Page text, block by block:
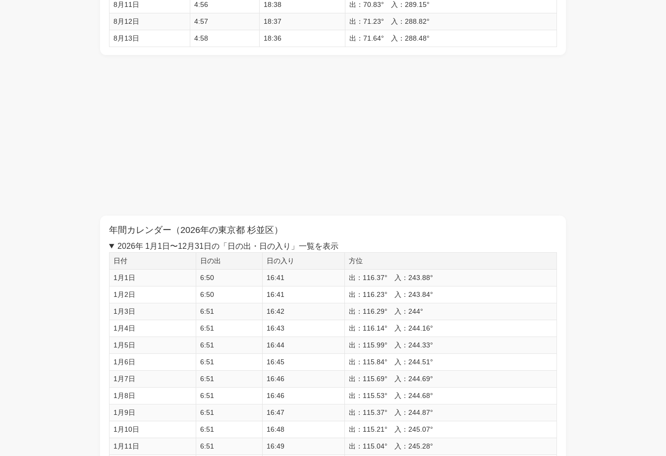
8月11日 4:56 18:38 出：70.83° 入：289.15°
8月12日 4:57 18:37 出：71.23° 入：288.82°
8月13日 4:58 18:36 出：71.64° 入：288.48°
年間カレンダー（2026年の東京都 杉並区）
2026年 1月1日〜12月31日の「日の出・日の入り」一覧を表示
日付 日の出 日の入り 方位
1月1日 6:50 16:41 出：116.37° 入：243.88°
1月2日 6:50 16:41 出：116.23° 入：243.84°
1月3日 6:51 16:42 出：116.29° 入：244°
1月4日 6:51 16:43 出：116.14° 入：244.16°
1月5日 6:51 16:44 出：115.99° 入：244.33°
1月6日 6:51 16:45 出：115.84° 入：244.51°
1月7日 6:51 16:46 出：115.69° 入：244.69°
1月8日 6:51 16:46 出：115.53° 入：244.68°
1月9日 6:51 16:47 出：115.37° 入：244.87°
1月10日 6:51 16:48 出：115.21° 入：245.07°
1月11日 6:51 16:49 出：115.04° 入：245.28°